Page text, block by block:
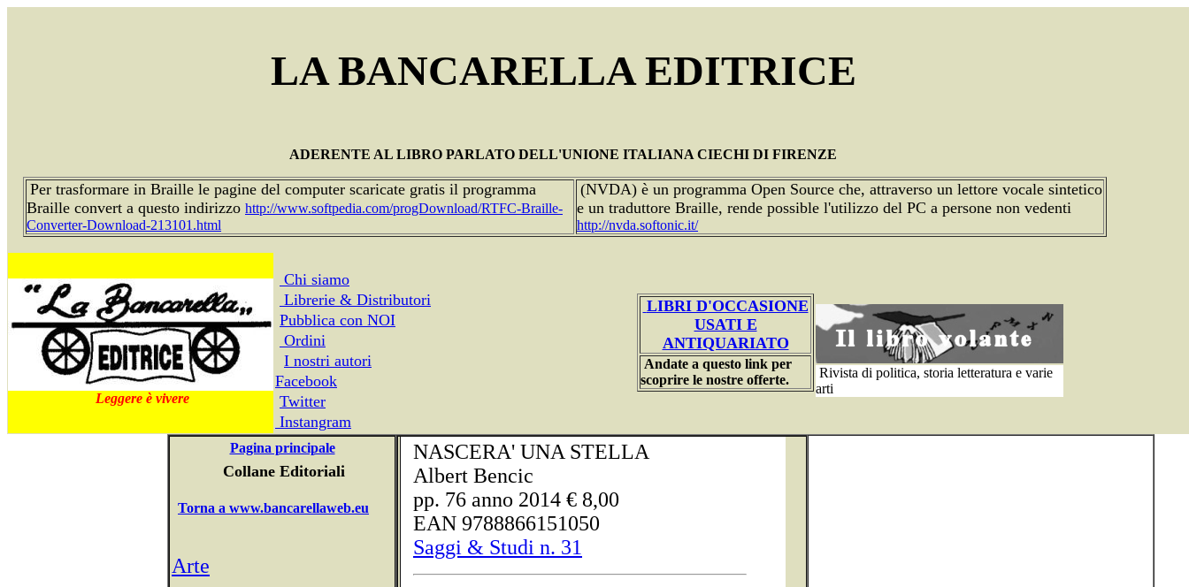
LA BANCARELLA EDITRICE
ADERENTE AL LIBRO PARLATO DELL'UNIONE ITALIANA CIECHI DI FIRENZE
Per trasformare in Braille le pagine del computer scaricate gratis il programma
Braille convert a questo indirizzo http://www.softpedia.com/progDownload/RTFC-Braille-
Converter-Download-213101.html
(NVDA) è un programma Open Source che, attraverso un lettore vocale sintetico
e un traduttore Braille, rende possible l'utilizzo del PC a persone non vedenti
http://nvda.softonic.it/
Leggere è vivere
Chi siamo
Librerie & Distributori
Pubblica con NOI
Ordini
I nostri autori
Facebook
Twitter
Instangram
LIBRI D'OCCASIONE
USATI E
ANTIQUARIATO
Andate a questo link per
scoprire le nostre offerte.
Rivista di politica, storia letteratura e varie
arti
Pagina principale
Collane Editoriali
Torna a www.bancarellaweb.eu
Arte
NASCERA' UNA STELLA
Albert Bencic
pp. 76 anno 2014 € 8,00
EAN 9788866151050
Saggi & Studi n. 31